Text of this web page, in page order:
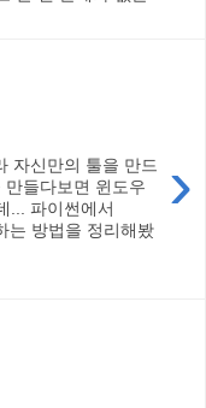
›
자신만의 툴을 만드
들다보면 윈도우
... 파이썬에서
는 방법을 정리해봤